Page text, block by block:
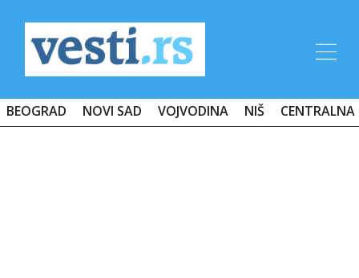
BEOGRAD NOVI SAD VOJVODINA NIŠ CENTRALNA